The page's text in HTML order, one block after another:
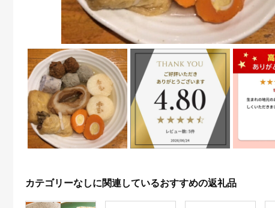
カテゴリーなしに関連しているおすすめの返礼品